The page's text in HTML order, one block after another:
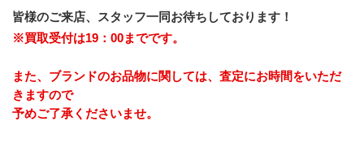
﻿皆様のご来店、スタッフ一同お待ちしております！
※買取受付は19：00までです。
また、ブランドのお品物に関しては、査定にお時間をいただ
きますので
予めご了承くださいませ。